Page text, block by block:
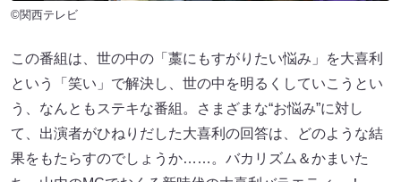
©関西テレビ
この番組は、世の中の「藁にもすがりたい悩み」を大喜利
という「笑い」で解決し、世の中を明るくしていこうとい
う、なんともステキな番組。さまざまな“お悩み”に対し
て、出演者がひねりだした大喜利の回答は、どのような結
果をもたらすのでしょうか……。バカリズム＆かまいた